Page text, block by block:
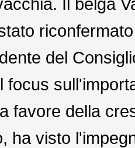
Il belga
riconfermato
del
focus
favore della
ha visto